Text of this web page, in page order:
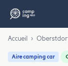
Accueil ›
Aire camping car